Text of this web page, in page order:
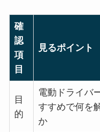
確
認
項
目
見るポイント
目
的
電動ドライバ
すすめで何を
か